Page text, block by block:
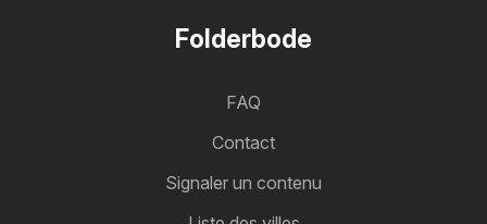
Folderbode
FAQ
Contact
Signaler un contenu